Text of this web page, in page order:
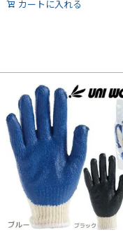
カートに入れる